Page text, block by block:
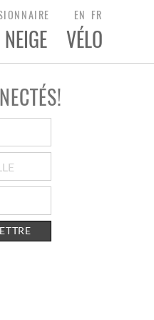
EN FR
NEIGE
VÉLO